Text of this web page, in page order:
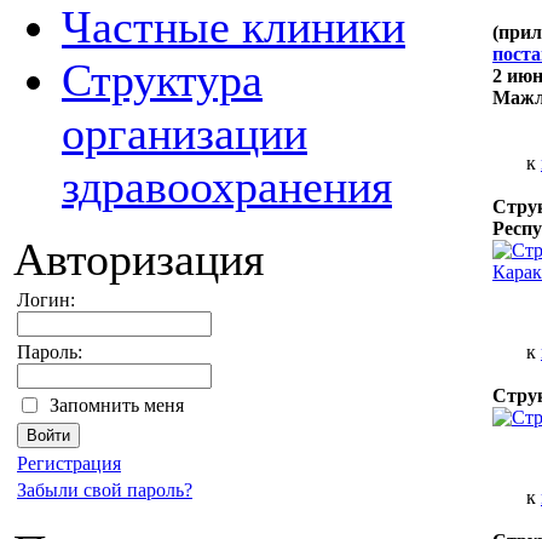
Частные клиники
Структура
организации
здравоохранения
Авторизация
Логин:
Пароль:
Запомнить меня
Регистрация
Забыли свой пароль?
2
к
к
к